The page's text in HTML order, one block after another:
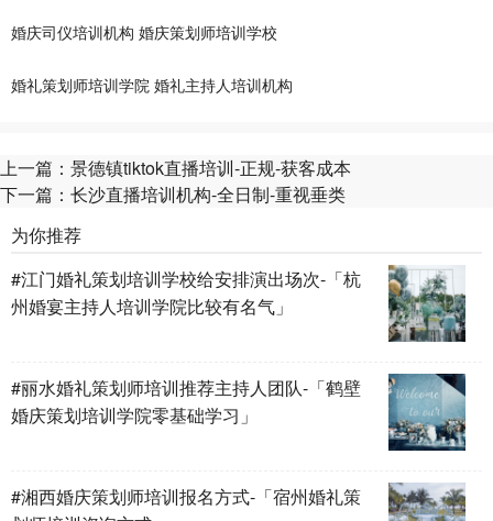
婚庆司仪培训机构 婚庆策划师培训学校
婚礼策划师培训学院 婚礼主持人培训机构
上一篇： 景德镇tiktok直播培训-正规-获客成本
下一篇： 长沙直播培训机构-全日制-重视垂类
为你推荐
#江门婚礼策划培训学校给安排演出场次-「杭
州婚宴主持人培训学院比较有名气」
#丽水婚礼策划师培训推荐主持人团队-「鹤壁
婚庆策划培训学院零基础学习」
#湘西婚庆策划师培训报名方式-「宿州婚礼策